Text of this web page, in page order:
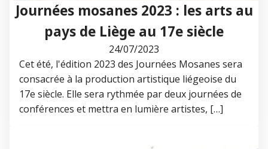
Journées mosanes 2023 : les arts au
pays de Liège au 17e siècle
24/07/2023
Cet été, l'édition 2023 des Journées Mosanes sera
consacrée à la production artistique liégeoise du
17e siècle. Elle sera rythmée par deux journées de
conférences et mettra en lumière artistes, […]